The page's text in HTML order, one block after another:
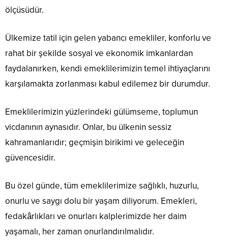
ölçüsüdür.
Ülkemize tatil için gelen yabancı emekliler, konforlu ve
rahat bir şekilde sosyal ve ekonomik imkanlardan
faydalanırken, kendi emeklilerimizin temel ihtiyaçlarını
karşılamakta zorlanması kabul edilemez bir durumdur.
Emeklilerimizin yüzlerindeki gülümseme, toplumun
vicdanının aynasıdır. Onlar, bu ülkenin sessiz
kahramanlarıdır; geçmişin birikimi ve geleceğin
güvencesidir.
Bu özel günde, tüm emeklilerimize sağlıklı, huzurlu,
onurlu ve saygı dolu bir yaşam diliyorum. Emekleri,
fedakârlıkları ve onurları kalplerimizde her daim
yaşamalı, her zaman onurlandırılmalıdır.